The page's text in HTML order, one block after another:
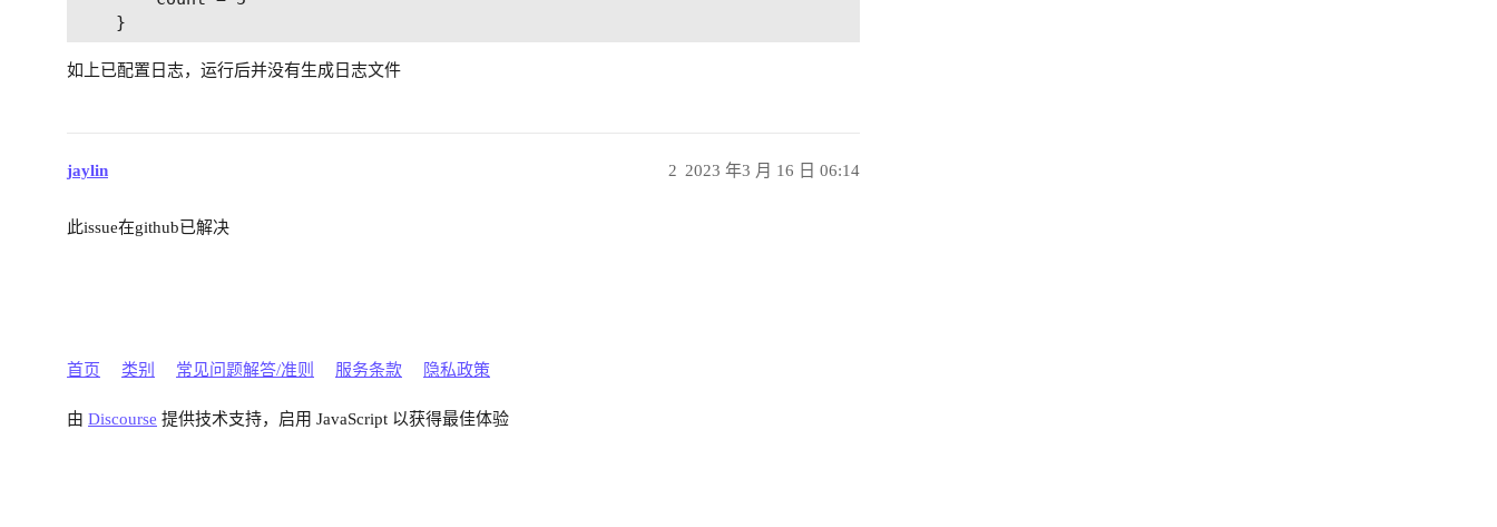
如上已配置日志，运行后并没有生成日志文件
jaylin 2023 年3 月 16 日 06:14
2
此issue在github已解决
首页 类别 常见问题解答/准则 服务条款 隐私政策
由 Discourse 提供技术支持，启用 JavaScript 以获得最佳体验